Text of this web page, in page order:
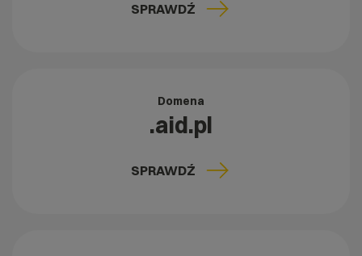
SPRAWDŹ
Domena
.aid.pl
SPRAWDŹ